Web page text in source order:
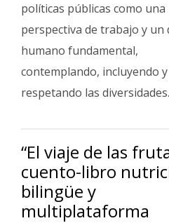
políticas públicas como una
perspectiva de trabajo y un
humano fundamental,
contemplando, incluyendo y
respetando las diversidades.
“El viaje de las
cuento-libro
bilingüe y
multiplataforma